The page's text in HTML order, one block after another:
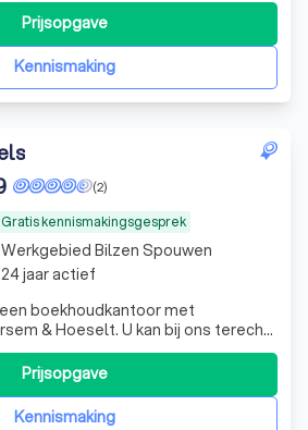
Kennismaking
Prijsopgave
Gratis kennismakingsgesprek
(2)
boekhoudkantoor met
& Hoeselt. U kan bij ons terecht
vragen. Onze
op een vlotte en duidelijke
jaar ervaring
één van de g
Kennismaking
Prijsopgave
Werkgebied Bilzen Spouwen
24 jaar actief